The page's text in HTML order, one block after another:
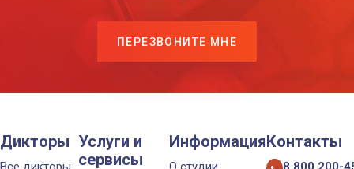
ПЕРЕЗВОНИТЕ МНЕ
Дикторы Услуги и
сервисы
ИнформацияКонтакты